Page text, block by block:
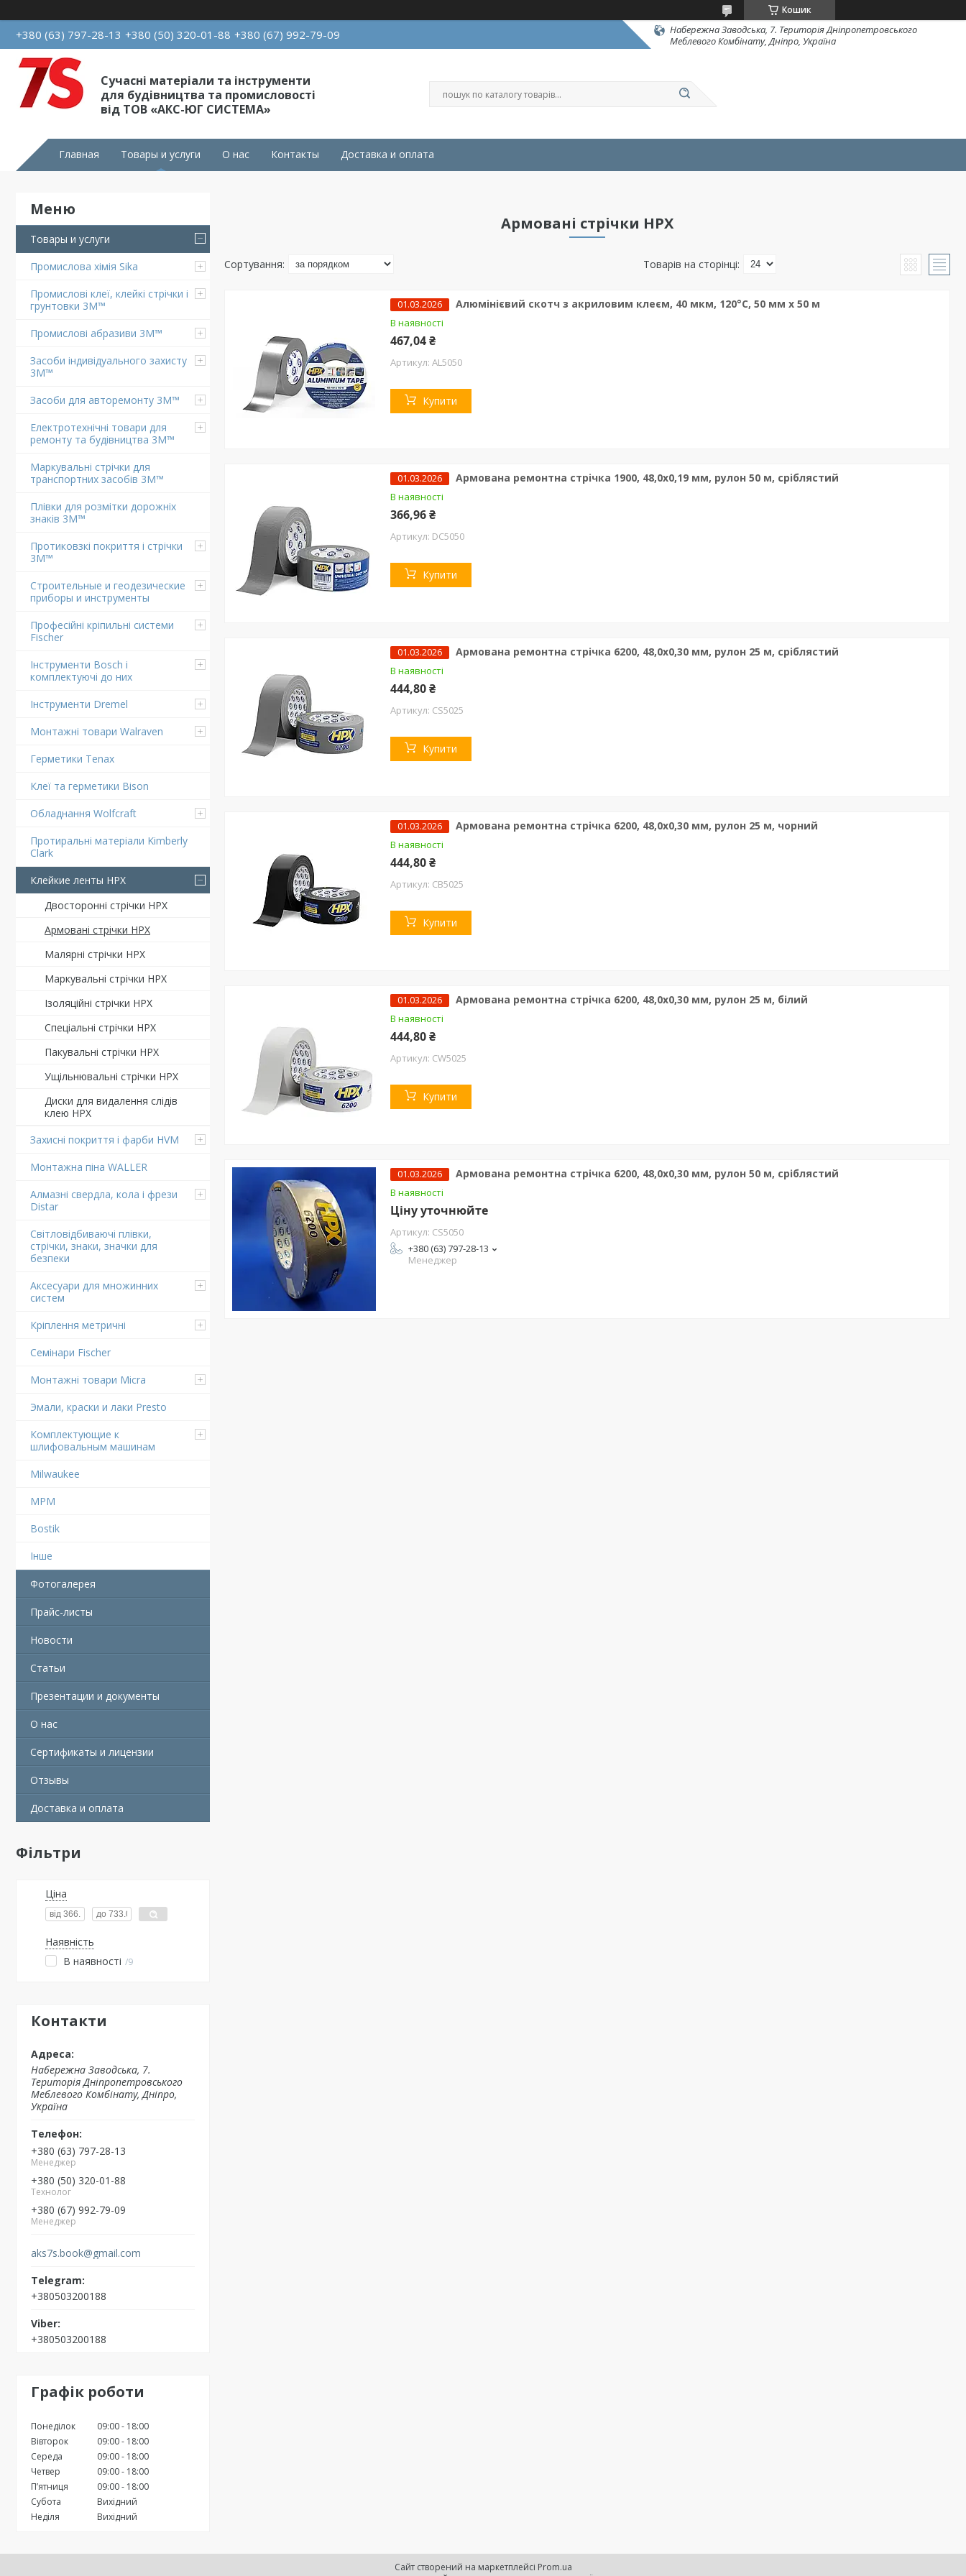
Кошик
+380 (63) 797-28-13 +380 (50) 320-01-88 +380 (67) 992-79-09
Набережна Заводська, 7. Територія Дніпропетровського
Меблевого Комбінату, Дніпро, Україна
Сучасні матеріали та інструменти
для будівництва та промисловості
від ТОВ «АКС-ЮГ СИСТЕМА»
Главная Товары и услуги О нас Контакты Доставка и оплата
Товары и услуги
Промислова хімія Sika
Промислові клеї, клейкі стрічки і
грунтовки 3M™
Промислові абразиви 3M™
Засоби індивідуального захисту
3M™
Засоби для авторемонту 3M™
Електротехнічні товари для
ремонту та будівництва 3M™
Маркувальні стрічки для
транспортних засобів 3M™
Плівки для розмітки дорожніх
знаків 3M™
Протиковзкі покриття і стрічки
3M™
Строительные и геодезические
приборы и инструменты
Професійні кріпильні системи
Fischer
Інструменти Bosch і
комплектуючі до них
Інструменти Dremel
Монтажні товари Walraven
Герметики Tenax
Клеї та герметики Bison
Обладнання Wolfcraft
Протиральні матеріали Kimberly
Clark
Клейкие ленты HPX
Двосторонні стрічки HPX
Армовані стрічки HPX
Малярні стрічки HPX
Маркувальні стрічки HPX
Ізоляційні стрічки HPX
Спеціальні стрічки HPX
Пакувальні стрічки HPX
Ущільнювальні стрічки HPX
Диски для видалення слідів
клею HPX
Захисні покриття і фарби HVM
Монтажна піна WALLER
Алмазні свердла, кола і фрези
Distar
Світловідбиваючі плівки,
стрічки, знаки, значки для
безпеки
Аксесуари для множинних
систем
Кріплення метричні
Семінари Fischer
Монтажні товари Micra
Эмали, краски и лаки Presto
Комплектующие к
шлифовальным машинам
Milwaukee
MPM
Bostik
Інше
Фотогалерея
Прайс-листы
Новости
Статьи
Презентации и документы
О нас
Сертификаты и лицензии
Отзывы
Доставка и оплата
Фільтри
Ціна
Наявність
В наявності
9
Контакти
Набережна Заводська, 7.
Територія Дніпропетровського
Меблевого Комбінату, Дніпро,
Україна
+380 (63) 797-28-13
Менеджер
+380 (50) 320-01-88
Технолог
+380 (67) 992-79-09
Менеджер
aks7s.book@gmail.com
+380503200188
+380503200188
Графік роботи
Понеділок 09:00
18:00
Вівторок
09:00
18:00
Середа
09:00
18:00
Четвер
09:00
18:00
Пʼятниця
09:00
18:00
Субота
Вихідний
Неділя
Вихідний
Армовані стрічки HPX
01.03.2026 Алюмінієвий скотч з акриловим клеєм, 40 мкм, 120°C, 50 мм х 50 м
В наявності
467,04 ₴
AL5050
Купити
01.03.2026 Армована ремонтна стрічка 1900, 48,0х0,19 мм, рулон 50 м, сріблястий
В наявності
366,96 ₴
DC5050
Купити
01.03.2026 Армована ремонтна стрічка 6200, 48,0х0,30 мм, рулон 25 м, сріблястий
В наявності
444,80 ₴
CS5025
Купити
01.03.2026 Армована ремонтна стрічка 6200, 48,0х0,30 мм, рулон 25 м, чорний
В наявності
444,80 ₴
CB5025
Купити
01.03.2026 Армована ремонтна стрічка 6200, 48,0х0,30 мм, рулон 25 м, білий
В наявності
444,80 ₴
CW5025
Купити
01.03.2026 Армована ремонтна стрічка 6200, 48,0х0,30 мм, рулон 50 м, сріблястий
В наявності
Ціну уточнюйте
CS5050
+380 (63) 797-28-13
Менеджер
Сайт створений на маркетплейсі Prom.ua